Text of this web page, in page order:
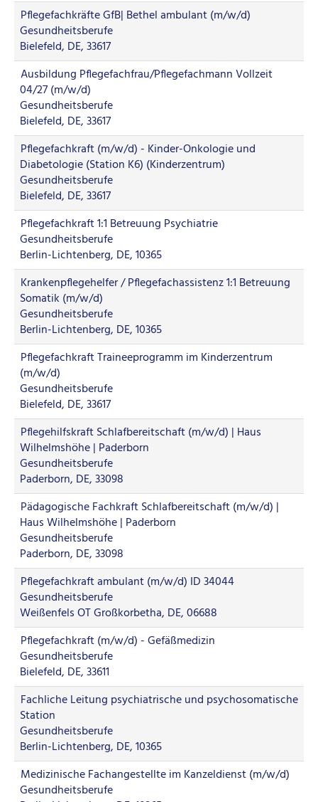
Pflegefachkräfte GfB| Bethel ambulant (m/w/d)
Gesundheitsberufe
Bielefeld, DE, 33617
Ausbildung Pflegefachfrau/Pflegefachmann Vollzeit
04/27 (m/w/d)
Gesundheitsberufe
Bielefeld, DE, 33617
Pflegefachkraft (m/w/d) - Kinder-Onkologie und
Diabetologie (Station K6) (Kinderzentrum)
Gesundheitsberufe
Bielefeld, DE, 33617
Pflegefachkraft 1:1 Betreuung Psychiatrie
Gesundheitsberufe
Berlin-Lichtenberg, DE, 10365
Krankenpflegehelfer / Pflegefachassistenz 1:1 Betreuung
Somatik (m/w/d)
Gesundheitsberufe
Berlin-Lichtenberg, DE, 10365
Pflegefachkraft Traineeprogramm im Kinderzentrum
(m/w/d)
Gesundheitsberufe
Bielefeld, DE, 33617
Pflegehilfskraft Schlafbereitschaft (m/w/d) | Haus
Wilhelmshöhe | Paderborn
Gesundheitsberufe
Paderborn, DE, 33098
Pädagogische Fachkraft Schlafbereitschaft (m/w/d) |
Haus Wilhelmshöhe | Paderborn
Gesundheitsberufe
Paderborn, DE, 33098
Pflegefachkraft ambulant (m/w/d) ID 34044
Gesundheitsberufe
Weißenfels OT Großkorbetha, DE, 06688
Pflegefachkraft (m/w/d) - Gefäßmedizin
Gesundheitsberufe
Bielefeld, DE, 33611
Fachliche Leitung psychiatrische und psychosomatische
Station
Gesundheitsberufe
Berlin-Lichtenberg, DE, 10365
Medizinische Fachangestellte im Kanzeldienst (m/w/d)
Gesundheitsberufe